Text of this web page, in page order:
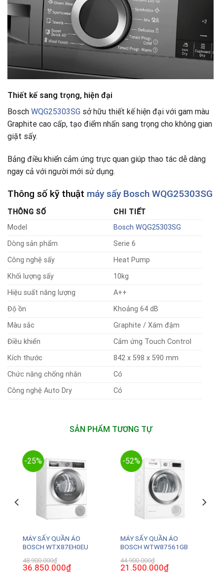
Thiết kế sang trọng, hiện đại
Bosch WQG25303SG sở hữu thiết kế hiện đại với gam màu
Graphite cao cấp, tạo điểm nhấn sang trọng cho không gian
giặt sấy.
Bảng điều khiển cảm ứng trực quan giúp thao tác dễ dàng
ngay cả với người mới sử dụng.
Thông số kỹ thuật máy sấy Bosch WQG25303SG
THÔNG SỐ
CHI TIẾT
Model
Bosch WQG25303SG
Dòng sản phẩm
Serie 6
Công nghệ sấy
Heat Pump
Khối lượng sấy
10kg
Hiệu suất năng lượng
A++
Độ ồn
Khoảng 64 dB
Màu sắc
Graphite / Xám đậm
Điều khiển
Cảm ứng Touch Control
Kích thước
842 x 598 x 590 mm
Chức năng chống nhăn
Có
Công nghệ Auto Dry
Có
SẢN PHẨM TƯƠNG TỰ
-25%
MÁY SẤY QUẦN ÁO
BOSCH WTX87EH0EU
48.900.000₫
Giá
36.850.000₫Giá
-52%
MÁY SẤY QUẦN ÁO
BOSCH WTW87561GB
44.900.000₫
Giá
21.500.000₫Giá